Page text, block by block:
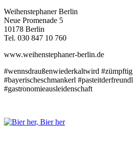
Weihenstephaner Berlin
Neue Promenade 5
10178 Berlin
Tel. 030 847 10 760
www.weihenstephaner-berlin.de
#wennsdraußenwiederkaltwird #zümpftig
#bayerischeschmankerl
#gastronomieausleidenschaft